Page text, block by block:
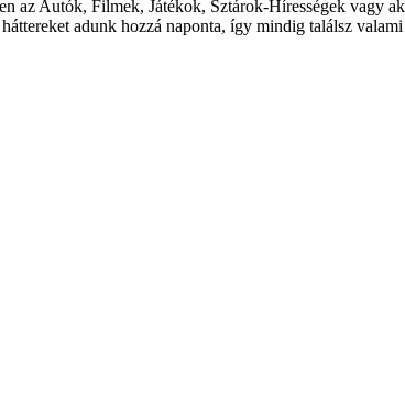
az Autók, Filmek, Játékok, Sztárok-Hírességek vagy
adunk hozzá naponta, így mindig találsz